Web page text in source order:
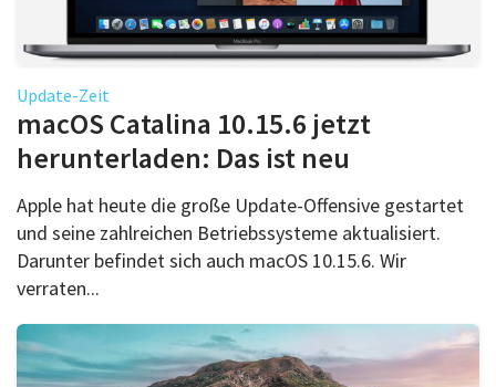
Update-Zeit
macOS Catalina 10.15.6 jetzt
herunterladen: Das ist neu
Apple hat heute die große Update-Offensive gestartet
und seine zahlreichen Betriebssysteme aktualisiert.
Darunter befindet sich auch macOS 10.15.6. Wir
verraten...